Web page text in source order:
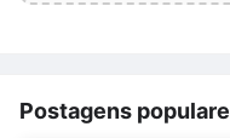
Postagens